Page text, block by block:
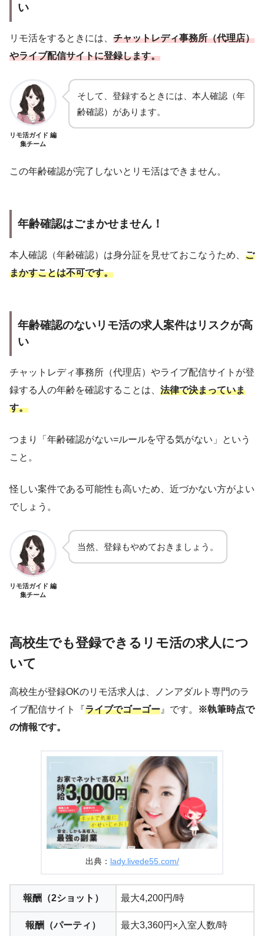
い
リモ活をするときには、 チャットレディ事務所（代理店）
やライブ配信サイトに登録します。
リモ活ガイド 編
集チーム
そして、登録するときには、本人確認（年
齢確認）があります。
この年齢確認が完了しないとリモ活はできません。
年齢確認はごまかせません！
本人確認（年齢確認）は身分証を見せておこなうため、 ご
まかすことは不可です。
年齢確認のないリモ活の求人案件はリスクが高
い
チャットレディ事務所（代理店）やライブ配信サイトが登
録する人の年齢を確認することは、 法律で決まっていま
す。
つまり「年齢確認がない=ルールを守る気がない」という
こと。
怪しい案件である可能性も高いため、近づかない方がよい
でしょう。
リモ活ガイド 編
集チーム
当然、登録もやめておきましょう。
高校生でも登録できるリモ活の求人につ
いて
高校生が登録OKのリモ活求人は、ノンアダルト専門のラ
イブ配信サイト『ライブでゴーゴー 』です。
※執筆時点で
の情報です。
出典： lady.livede55.com/
報酬（2ショット） 最大4,200円/時
報酬（パーティ） 最大3,360円×入室人数/時